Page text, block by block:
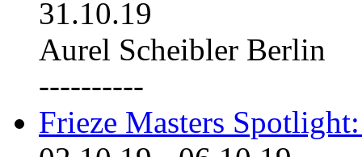
31.10.19
Aurel Scheibler Berlin
----------
Frieze Masters